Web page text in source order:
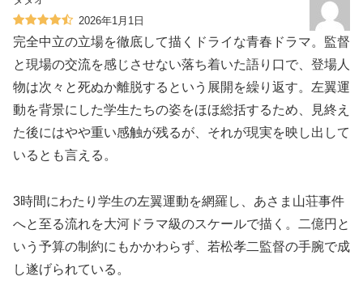
2026年1月1日
完全中立の立場を徹底して描くドライな青春ドラマ。監督
と現場の交流を感じさせない落ち着いた語り口で、登場人
物は次々と死ぬか離脱するという展開を繰り返す。左翼運
動を背景にした学生たちの姿をほほ総括するため、見終え
た後にはやや重い感触が残るが、それが現実を映し出して
いるとも言える。
3時間にわたり学生の左翼運動を網羅し、あさま山荘事件
へと至る流れを大河ドラマ級のスケールで描く。二億円と
いう予算の制約にもかかわらず、若松孝二監督の手腕で成
し遂げられている。